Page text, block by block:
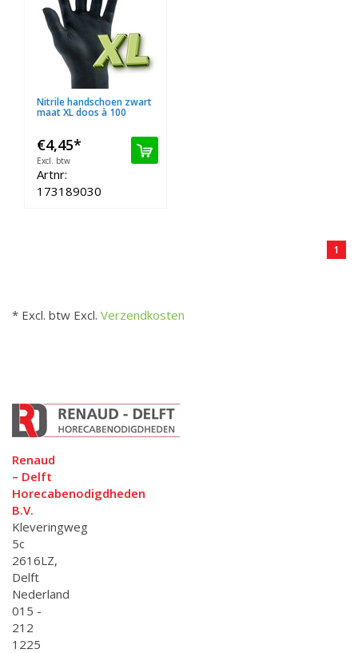
Nitrile handschoen zwart
maat XL doos à 100
€4,45*
Excl. btw
Artnr:
173189030
1
* Excl. btw Excl. Verzendkosten
Renaud
– Delft
Horecabenodigdheden
B.V.
Kleveringweg
5c
2616LZ,
Delft
Nederland
015 -
212
1225